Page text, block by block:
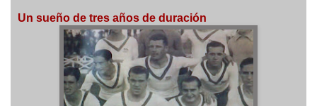
Un sueño de tres años de duración